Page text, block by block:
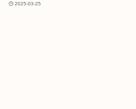
2025-03-25